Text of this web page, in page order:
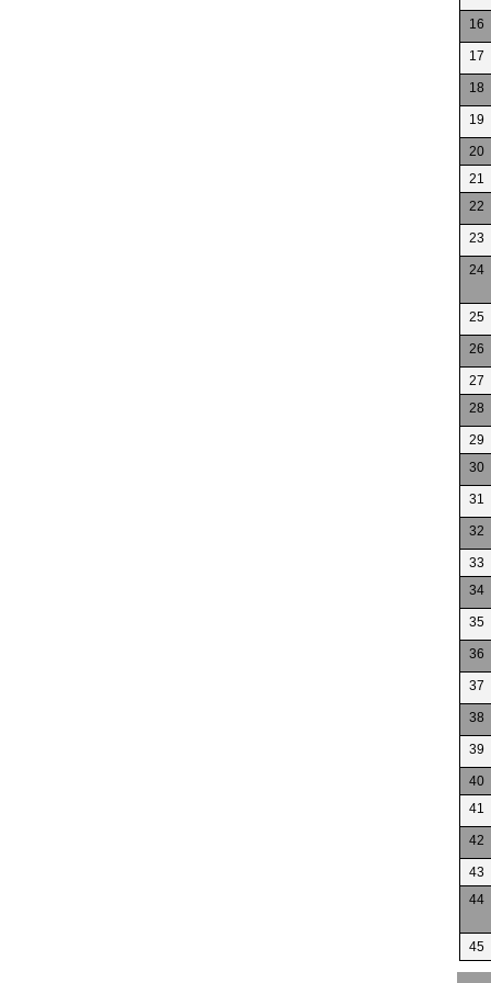
16
17
18
19
20
21
22
23
24
25
26
27
28
29
30
31
32
33
34
35
36
37
38
39
40
41
42
43
44
45